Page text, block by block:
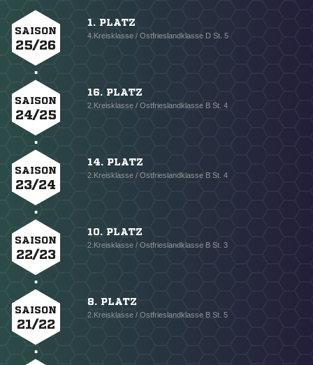
SAISON
25/26
1. PLATZ
4.Kreisklasse / Ostfrieslandklasse D St. 5
SAISON
24/25
16. PLATZ
2.Kreisklasse / Ostfrieslandklasse B St. 4
SAISON
23/24
14. PLATZ
2.Kreisklasse / Ostfrieslandklasse B St. 4
SAISON
22/23
10. PLATZ
2.Kreisklasse / Ostfrieslandklasse B St. 3
SAISON
21/22
8. PLATZ
2.Kreisklasse / Ostfrieslandklasse B St. 5